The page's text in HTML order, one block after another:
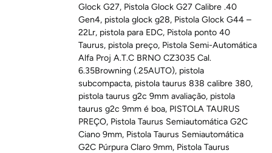
Glock G27, Pistola Glock G27 Calibre .40
Gen4, pistola glock g28, Pistola Glock G44 –
22Lr, pistola para EDC, Pistola ponto 40
Taurus, pistola preço, Pistola Semi-Automática
Alfa Proj A.T.C BRNO CZ3035 Cal.
6.35Browning (.25AUTO), pistola
subcompacta, pistola taurus 838 calibre 380,
pistola taurus g2c 9mm avaliação, pistola
taurus g2c 9mm é boa, PISTOLA TAURUS
PREÇO, Pistola Taurus Semiautomática G2C
Ciano 9mm, Pistola Taurus Semiautomática
G2C Púrpura Claro 9mm, Pistola Taurus